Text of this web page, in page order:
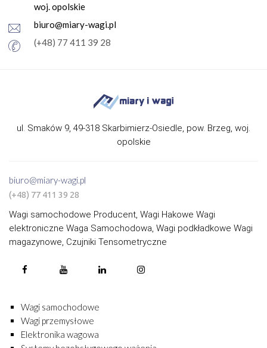
woj. opolskie
biuro@miary-wagi.pl
(+48) 77 411 39 28
ul. Smaków 9, 49-318 Skarbimierz-Osiedle, pow. Brzeg, woj.
opolskie
biuro@miary-wagi.pl
(+48) 77 411 39 28
Wagi samochodowe Producent, Wagi Hakowe Wagi
elektroniczne Waga Samochodowa, Wagi podkładkowe Wagi
magazynowe, Czujniki Tensometryczne
Wagi samochodowe
Wagi przemysłowe
Elektronika wagowa